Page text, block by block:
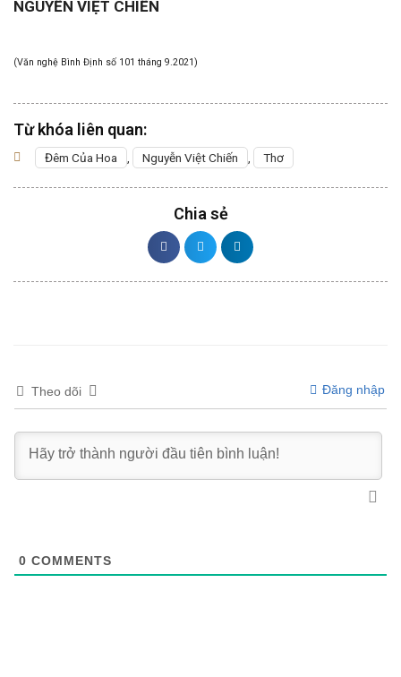
NGUYỄN VIỆT CHIẾN
(Văn nghệ Bình Định số 101 tháng 9.2021)
Từ khóa liên quan:
Đêm Của Hoa Nguyễn Việt Chiến Thơ
Chia sẻ
Theo dõi Đăng nhập
0 COMMENTS